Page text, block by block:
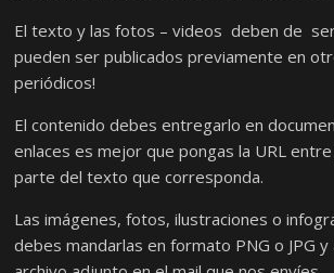
El texto y las fotos – videos deben de
pueden ser publicados previamente en
periódicos!
El contenido debes entregarlo en
enlaces es mejor que pongas la URL
parte del texto que corresponda.
Las imágenes, fotos, ilustraciones o
debes mandarlas en formato PNG o JPG y